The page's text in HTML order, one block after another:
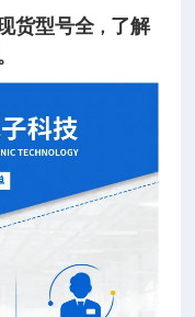
货型号全， 了解